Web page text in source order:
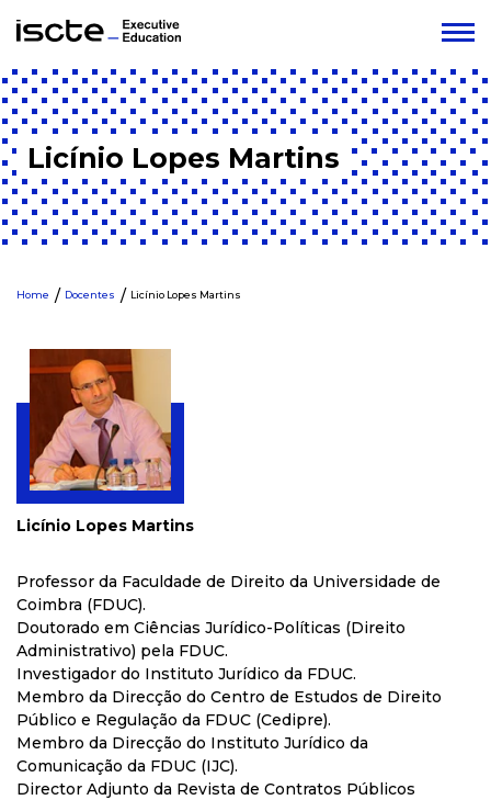
Licínio Lopes Martins
Home Docentes Licínio Lopes Martins
Licínio Lopes Martins
Professor da Faculdade de Direito da Universidade de
Coimbra (FDUC).
Doutorado em Ciências Jurídico-Políticas (Direito
Administrativo) pela FDUC.
Investigador do Instituto Jurídico da FDUC.
Membro da Direcção do Centro de Estudos de Direito
Público e Regulação da FDUC (Cedipre).
Membro da Direcção do Instituto Jurídico da
Comunicação da FDUC (IJC).
Director Adjunto da Revista de Contratos Públicos